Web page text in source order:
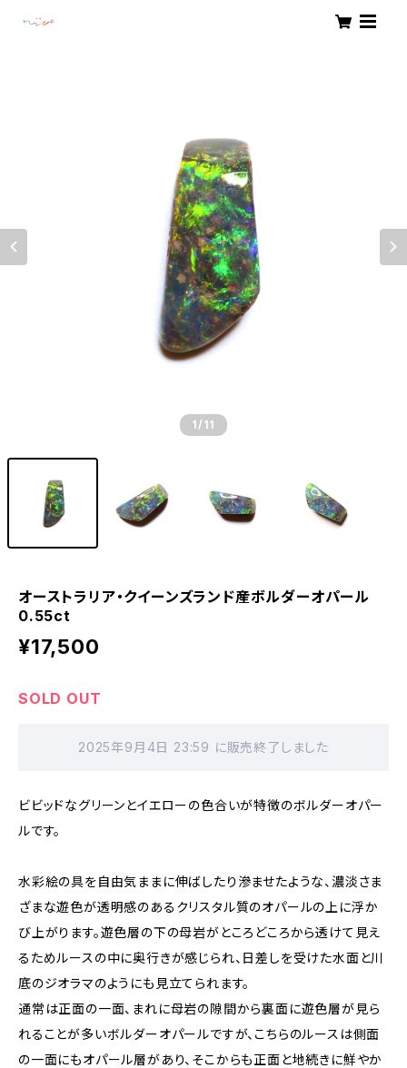
1 /11
オーストラリア・クイーンズランド産ボルダーオパール
0.55ct
¥17,500
SOLD OUT
2025年9月4日 23:59 に販売終了しました
ビビッドなグリーンとイエローの色合いが特徴のボルダーオパー
ルです。
水彩絵の具を自由気ままに伸ばしたり滲ませたような、濃淡さま
ざまな遊色が透明感のあるクリスタル質のオパールの上に浮か
び上がります。遊色層の下の母岩がところどころから透けて見え
るためルースの中に奥行きが感じられ、日差しを受けた水面と川
底のジオラマのようにも見立てられます。
通常は正面の一面、まれに母岩の隙間から裏面に遊色層が見ら
れることが多いボルダーオパールですが、こちらのルースは側面
の一面にもオパール層があり、そこからも正面と地続きに鮮やか